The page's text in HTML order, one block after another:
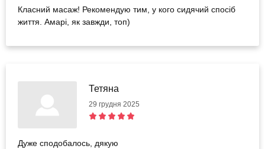
Класний масаж! Рекомендую тим, у кого сидячий спосіб
життя. Амарі, як завжди, топ)
Тетяна
29 грудня 2025
Дуже сподобалось, дякую